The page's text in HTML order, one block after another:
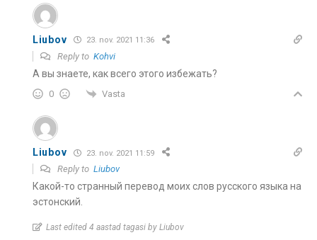
Liubov 23. nov. 2021 11:36
Reply to Kohvi
А вы знаете, как всего этого избежать?
0 Vasta
Liubov 23. nov. 2021 11:59
Reply to Liubov
Какой-то странный перевод моих слов русского языка на
эстонский.
Last edited 4 aastad tagasi by Liubov